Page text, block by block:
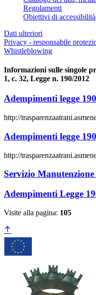
Regolamenti
Obiettivi di accessibilità
Dati ulteriori
Privacy - responsabile
Whistleblowing
Informazioni sulle singole
1, c. 32, Legge n. 190/2012
Adempimenti legge
http://
Adempimenti legge
http://
Servizio
Adempimenti Legge
Visite alla pagina: 105